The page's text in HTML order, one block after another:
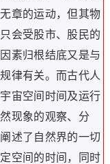
章的运动，但其物
会受股市、股民的
素归根结底又是与
律有关。而古代人
宙空间时间及运行
现象的观察、分
述了自然界的一切
空间的时间，同时